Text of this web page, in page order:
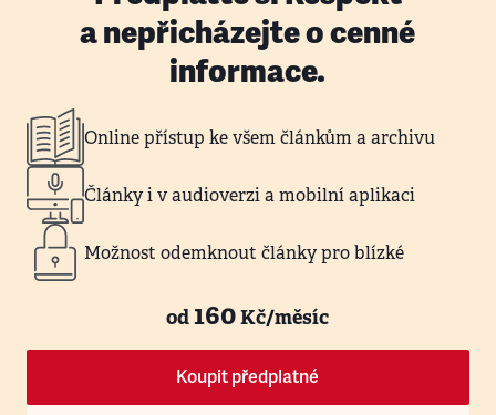
a nepřicházejte o cenné
informace.
Online přístup ke všem článkům a archivu
Články i v audioverzi a mobilní aplikaci
Možnost odemknout články pro blízké
od160Kč/měsíc
Koupit předplatné